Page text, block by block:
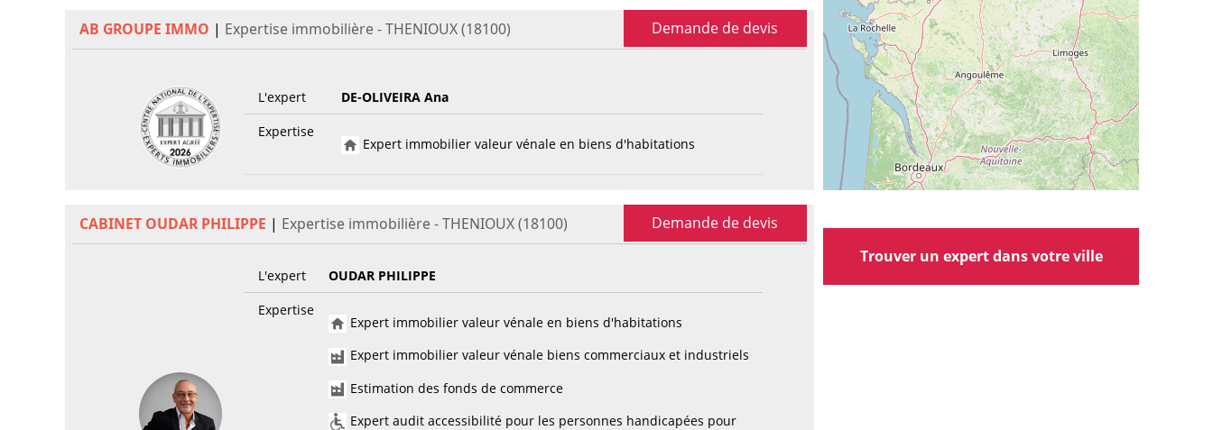
AB GROUPE IMMO | Expertise immobilière - THENIOUX (18100) Demande de devis
L'expert
DE-OLIVEIRA Ana
Expertise
Expert immobilier valeur vénale en biens d'habitations
CABINET OUDAR PHILIPPE | Expertise immobilière - THENIOUX (18100) Demande de devis
L'expert
OUDAR PHILIPPE
Expertise
Expert immobilier valeur vénale en biens d'habitations
Expert immobilier valeur vénale biens commerciaux et industriels
Estimation des fonds de commerce
Expert audit accessibilité pour les personnes handicapées pour
Trouver un expert dans votre ville